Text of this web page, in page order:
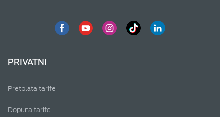
PRIVATNI
Pretplata tarife
Dopuna tarife